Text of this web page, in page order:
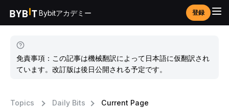
Bybitアカデミー 登録
免責事項：この記事は機械翻訳によって日本語に仮翻訳され
ています。改訂版は後日公開される予定です。
Topics Daily Bits Current Page